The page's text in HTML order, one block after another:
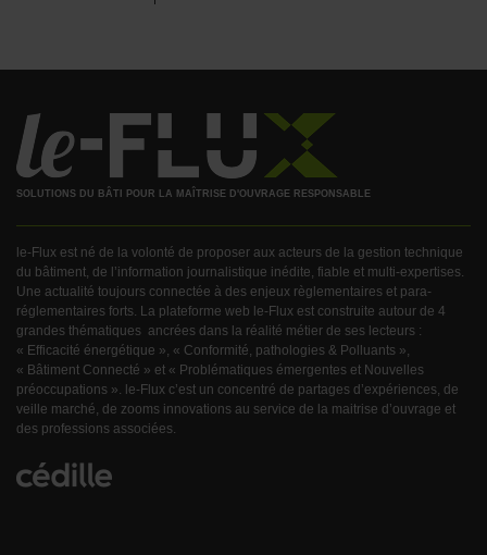
SOLUTIONS DU BÂTI POUR LA MAÎTRISE D'OUVRAGE RESPONSABLE
le-Flux est né de la volonté de proposer aux acteurs de la gestion technique
du bâtiment, de l’information journalistique inédite, fiable et multi-expertises.
Une actualité toujours connectée à des enjeux règlementaires et para-
réglementaires forts. La plateforme web le-Flux est construite autour de 4
grandes thématiques ancrées dans la réalité métier de ses lecteurs :
« Efficacité énergétique », « Conformité, pathologies & Polluants »,
« Bâtiment Connecté » et « Problématiques émergentes et Nouvelles
préoccupations ». le-Flux c’est un concentré de partages d’expériences, de
veille marché, de zooms innovations au service de la maitrise d’ouvrage et
des professions associées.